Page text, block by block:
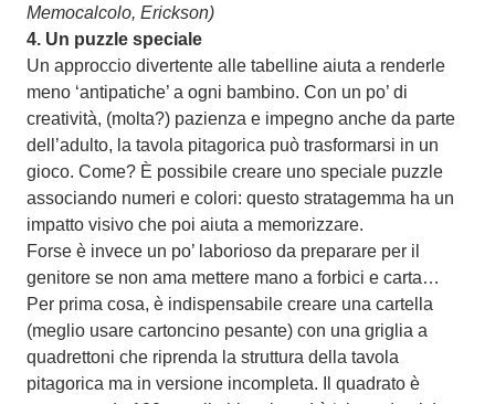
Memocalcolo, Erickson)
4. Un puzzle speciale
Un approccio divertente alle tabelline aiuta a renderle
meno ‘antipatiche’ a ogni bambino. Con un po’ di
creatività, (molta?) pazienza e impegno anche da parte
dell’adulto, la tavola pitagorica può trasformarsi in un
gioco. Come? È possibile creare uno speciale puzzle
associando numeri e colori: questo stratagemma ha un
impatto visivo che poi aiuta a memorizzare.
Forse è invece un po’ laborioso da preparare per il
genitore se non ama mettere mano a forbici e carta…
Per prima cosa, è indispensabile creare una cartella
(meglio usare cartoncino pesante) con una griglia a
quadrettoni che riprenda la struttura della tavola
pitagorica ma in versione incompleta. Il quadrato è